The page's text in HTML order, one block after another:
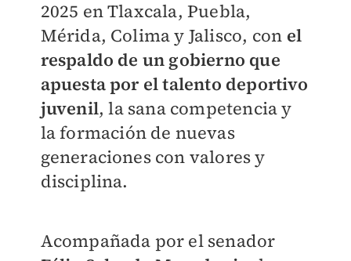
2025 en Tlaxcala, Puebla,
Mérida, Colima y Jalisco, con el
respaldo de un gobierno que
apuesta por el talento deportivo
juvenil, la sana competencia y
la formación de nuevas
generaciones con valores y
disciplina.
Acompañada por el senador